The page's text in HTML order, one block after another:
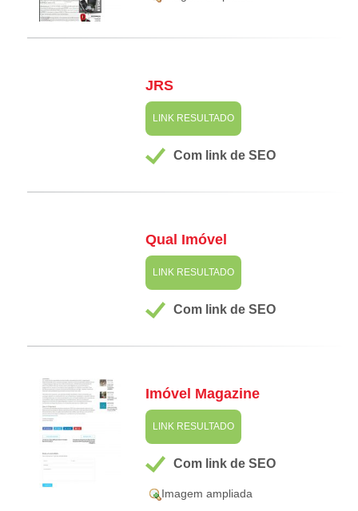
JRS
LINK RESULTADO
Com link de SEO
Qual Imóvel
LINK RESULTADO
Com link de SEO
Imóvel Magazine
LINK RESULTADO
Com link de SEO
Imagem ampliada